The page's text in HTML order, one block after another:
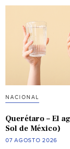
NACIONAL
Querétaro – El
Sol de México)
07 AGOSTO 2026